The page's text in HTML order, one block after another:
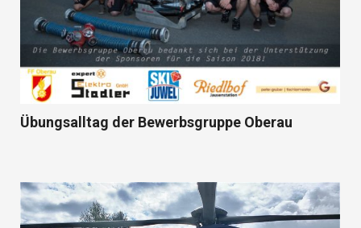
Übungsalltag der Bewerbsgruppe Oberau